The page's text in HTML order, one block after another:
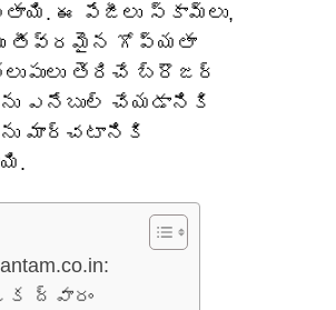
ఈ పేజీలు స్కామ్‌లు,
తీవ్రమైన గోప్యతా
తెరిచే బ్రౌజర్
ఎనేబుల్ చేయడానికి
మార్చటానికి
ద్వారం